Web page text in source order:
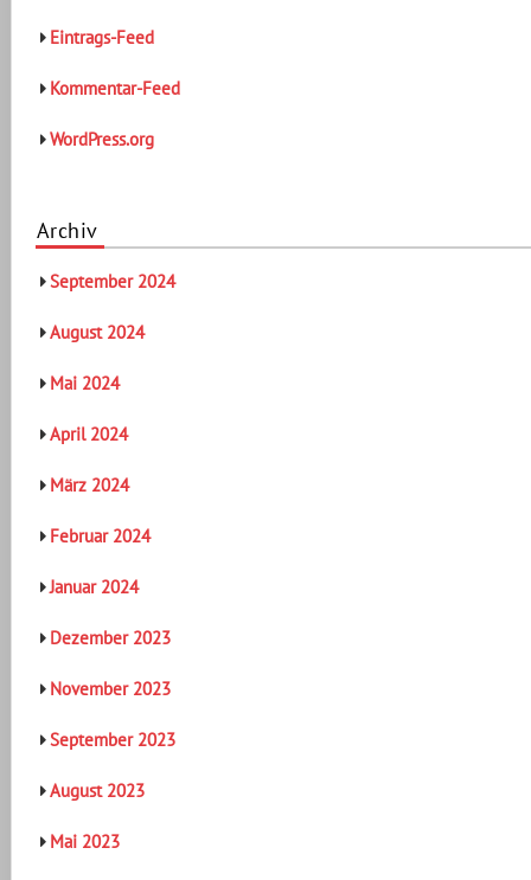
Eintrags-Feed
Kommentar-Feed
WordPress.org
Archiv
September 2024
August 2024
Mai 2024
April 2024
März 2024
Februar 2024
Januar 2024
Dezember 2023
November 2023
September 2023
August 2023
Mai 2023